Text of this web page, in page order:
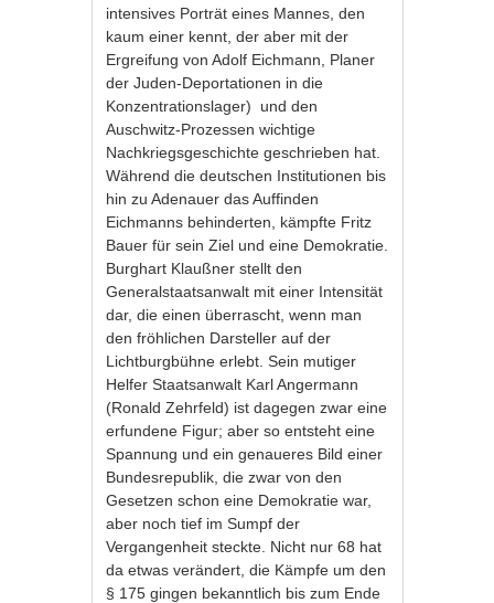
intensives Porträt eines Mannes, den
kaum einer kennt, der aber mit der
Ergreifung von Adolf Eichmann, Planer
der Juden-Deportationen in die
Konzentrationslager) und den
Auschwitz-Prozessen wichtige
Nachkriegsgeschichte geschrieben hat.
Während die deutschen Institutionen bis
hin zu Adenauer das Auffinden
Eichmanns behinderten, kämpfte Fritz
Bauer für sein Ziel und eine Demokratie.
Burghart Klaußner stellt den
Generalstaatsanwalt mit einer Intensität
dar, die einen überrascht, wenn man
den fröhlichen Darsteller auf der
Lichtburgbühne erlebt. Sein mutiger
Helfer Staatsanwalt Karl Angermann
(Ronald Zehrfeld) ist dagegen zwar eine
erfundene Figur; aber so entsteht eine
Spannung und ein genaueres Bild einer
Bundesrepublik, die zwar von den
Gesetzen schon eine Demokratie war,
aber noch tief im Sumpf der
Vergangenheit steckte. Nicht nur 68 hat
da etwas verändert, die Kämpfe um den
§ 175 gingen bekanntlich bis zum Ende